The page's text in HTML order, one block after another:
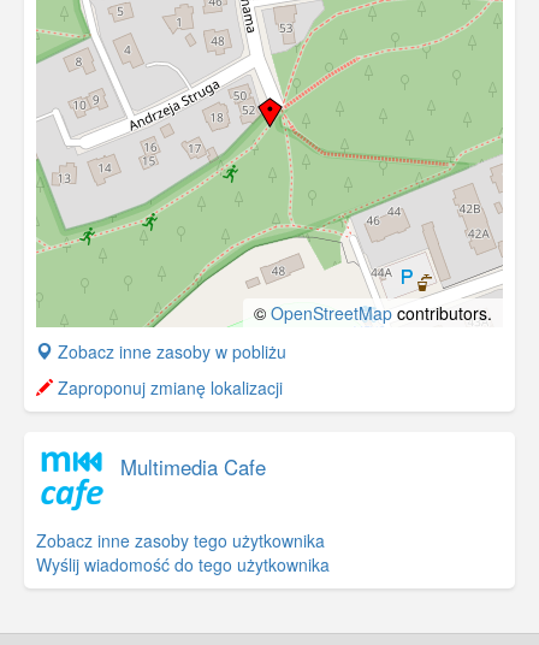
© OpenStreetMap contributors.
+
−
Zobacz inne zasoby w pobliżu
Zaproponuj zmianę lokalizacji
Multimedia Cafe
Zobacz inne zasoby tego użytkownika
Wyślij wiadomość do tego użytkownika